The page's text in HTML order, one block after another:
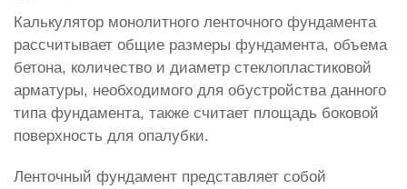
Калькулятор монолитного ленточного фундамента
рассчитывает общие размеры фундамента, объема
бетона, количество и диаметр стеклопластиковой
арматуры, необходимого для обустройства данного
типа фундамента, также считает площадь боковой
поверхность для опалубки.
Ленточный фундамент представляет собой